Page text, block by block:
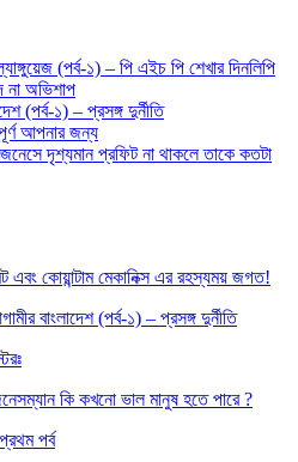
(পর্ব-১) – পি এইচ পি শেখার দিনলিপি
না অভিশাপ
(পর্ব-১) – প্রসঙ্গ দুর্নীতি
আপনার জন্য
দৃশ্যমান প্রফিট না থাকলে তাকে কতটা
এবং কোয়ান্টাম মেকানিক্স এর রহস্যময় জগত!
বাংলাদেশ (পর্ব-১) – প্রসঙ্গ দুর্নীতি
কি কখনো ভাল মানুষ হতে পারে ?
পর্ব